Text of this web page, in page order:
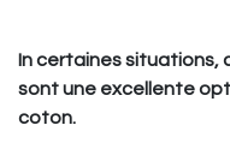
In certaines situations,
sont une excellente
coton.